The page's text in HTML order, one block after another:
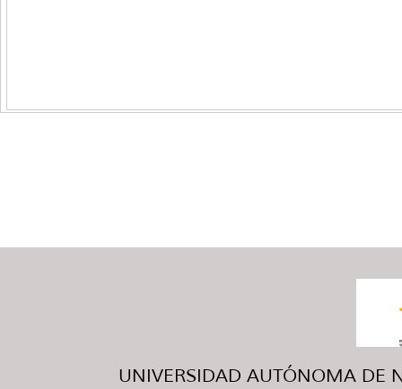
UNIVERSIDAD AUTÓNOMA DE